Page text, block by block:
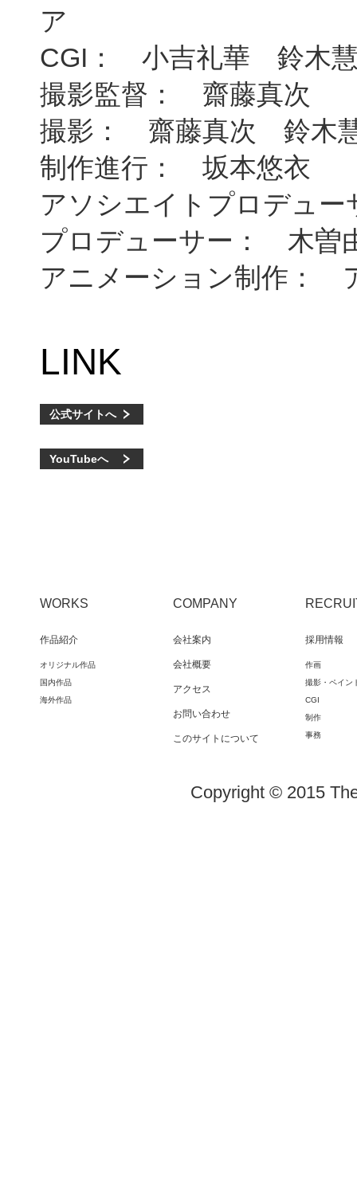
ア
CGI： 小吉礼華 鈴木
撮影監督： 齋藤真次
撮影： 齋藤真次 鈴木
制作進行： 坂本悠衣
アソシエイトプロデュ
プロデューサー： 木曽
アニメーション制作：
LINK
公式サイトへ
YouTubeへ
WORKS
作品紹介
オリジナル作品
国内作品
海外作品
COMPANY
会社案内
会社概要
アクセス
お問い合わせ
このサイトについて
採用情報
作画
撮影・ペイン
CGI
制作
事務
Copyright © 2015